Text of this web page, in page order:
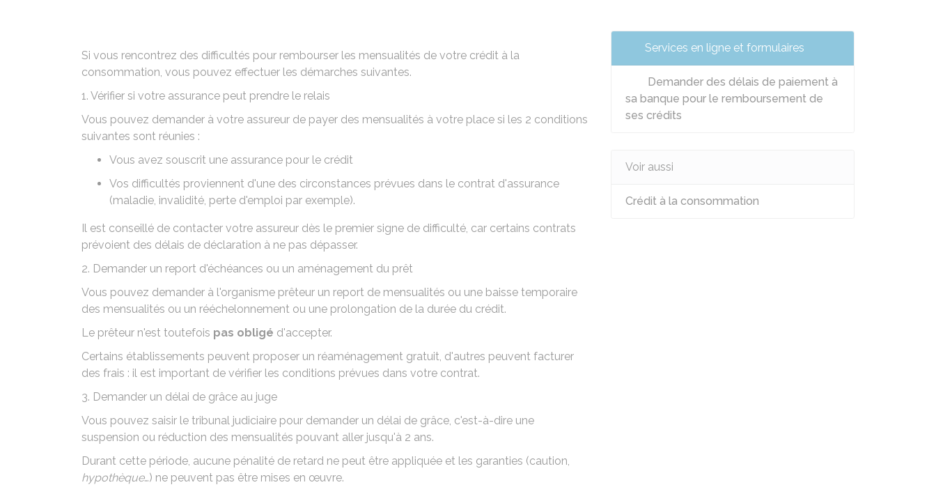
Si vous rencontrez des difficultés pour rembourser les mensualités de votre crédit à la
consommation, vous pouvez effectuer les démarches suivantes.
1. Vérifier si votre assurance peut prendre le relais
Vous pouvez demander à votre assureur de payer des mensualités à votre place si les 2 conditions
suivantes sont réunies :
Vous avez souscrit une assurance pour le crédit
Vos difficultés proviennent d'une des circonstances prévues dans le contrat d'assurance
(maladie, invalidité, perte d'emploi par exemple).
Il est conseillé de contacter votre assureur dès le premier signe de difficulté, car certains contrats
prévoient des délais de déclaration à ne pas dépasser.
2. Demander un report d'échéances ou un aménagement du prêt
Vous pouvez demander à l'organisme prêteur un report de mensualités ou une baisse temporaire
des mensualités ou un rééchelonnement ou une prolongation de la durée du crédit.
Le prêteur n'est toutefois pas obligé d'accepter.
Certains établissements peuvent proposer un réaménagement gratuit, d'autres peuvent facturer
des frais : il est important de vérifier les conditions prévues dans votre contrat.
3. Demander un délai de grâce au juge
Vous pouvez saisir le tribunal judiciaire pour demander un délai de grâce, c'est-à-dire une
suspension ou réduction des mensualités pouvant aller jusqu'à 2 ans.
Durant cette période, aucune pénalité de retard ne peut être appliquée et les garanties (caution,
hypothèque…) ne peuvent pas être mises en œuvre.
Services en ligne et formulaires
Demander des délais de paiement à
sa banque pour le remboursement de
ses crédits
Voir aussi
Crédit à la consommation